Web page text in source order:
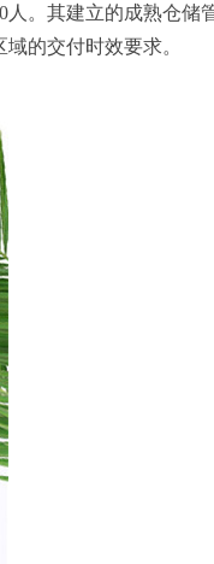
。其建立的成熟仓
的交付时效要求。